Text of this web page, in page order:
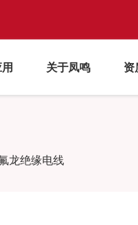
关于凤鸣 资
龙绝缘电线